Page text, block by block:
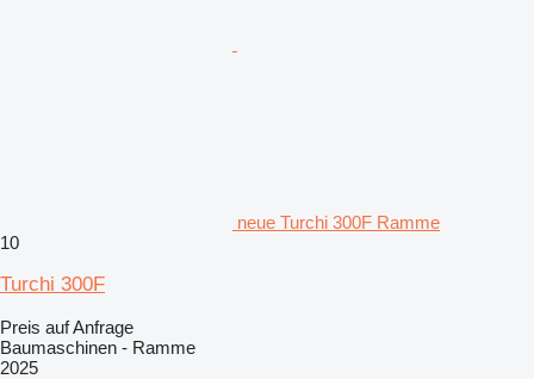
neue Turchi 300F Ramme
10
Turchi 300F
Preis auf Anfrage
Baumaschinen - Ramme
2025